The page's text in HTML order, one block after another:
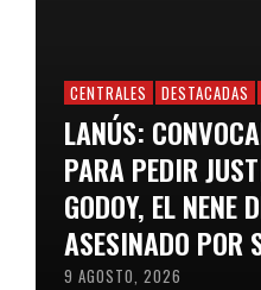
CENTRALES DESTACADAS
LANÚS:
PARA PEDIR
GODOY, EL NENE
ASESINADO POR
9 AGOSTO, 2026